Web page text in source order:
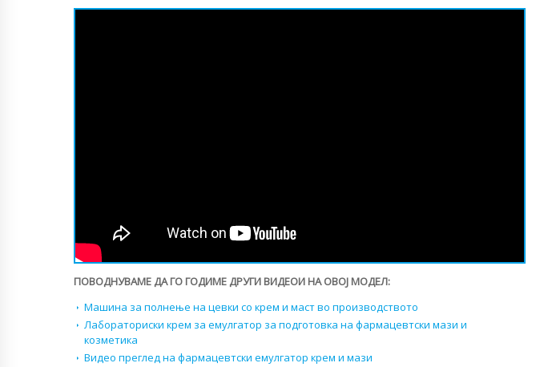
ПОВОДНУВАМЕ ДА ГО ГОДИМЕ ДРУГИ ВИДЕОИ НА ОВОЈ МОДЕЛ:
Машина за полнење на цевки со крем и маст во производството
Лабораториски крем за емулгатор за подготовка на фармацевтски мази и
козметика
Видео преглед на фармацевтски емулгатор крем и мази